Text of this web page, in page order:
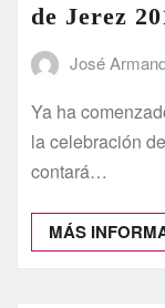
de Jerez
José
Ya ha
la celebración
contará…
MÁS